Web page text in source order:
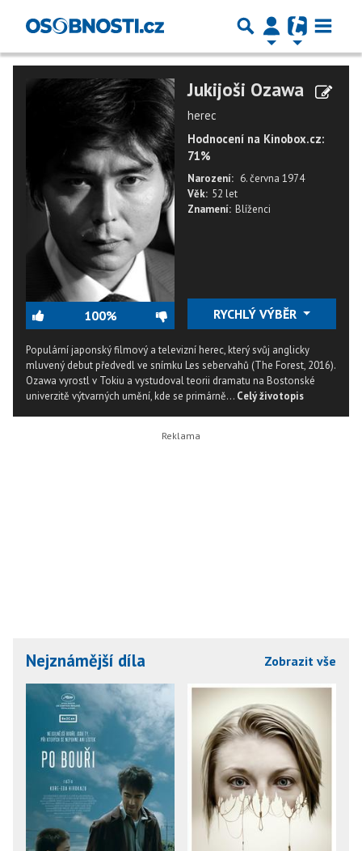
100%
Jukijoši Ozawa
herec
Hodnocení na Kinobox.cz:
71%
Narození: 6. června 1974
Věk: 52 let
Znamení: Blíženci
RYCHLÝ VÝBĚR
Populární japonský filmový a televizní herec, který svůj anglicky
mluvený debut předvedl ve snímku Les sebervahů (The Forest, 2016).
Ozawa vyrostl v Tokiu a vystudoval teorii dramatu na Bostonské
univerzitě výtvarných umění, kde se primárně... Celý životopis
Nejznámější díla Zobrazit vše